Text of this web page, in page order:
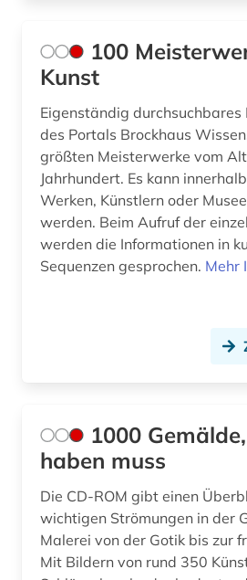
bayern (4)
bekleidung (1)
belgien (4)
belgische fotografie (1)
belgische kultur (1)
berlin (13)
beschreibung (1)
bestandsaufbau (1)
beutekunst (2)
bibel (3)
100
Kunst
Eigenständig durchsuchbares
des Portals Brockhaus
größten Meisterwerke vom
Jahrhundert. Es kann
Werken, Künstlern oder
werden. Beim Aufruf der
werden die Informationen in
Sequenzen gesprochen. Mehr
1000
haben muss
Die CD-ROM gibt einen
wichtigen Strömungen in der
Malerei von der Gotik bis zur
Mit Bildern von rund 350